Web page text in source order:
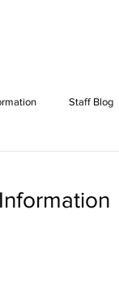
Staff Blog